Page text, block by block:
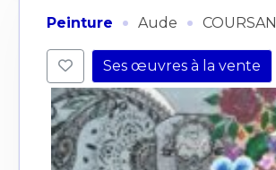
Peinture · Aude · COURSAN
Ses œuvres à la vente